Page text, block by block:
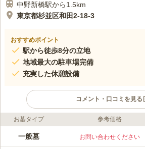
中野新橋駅から1.5km
東京都杉並区和田2-18-3
おすすめポイント
駅から徒歩8分の立地
地域最大の駐車場完備
充実した休憩設備
コメント・口コミを見る
口コミ評価
この霊園はまだ誰からも評価されていません。
お墓タイプ 参考価格
一般墓 お問い合わせください